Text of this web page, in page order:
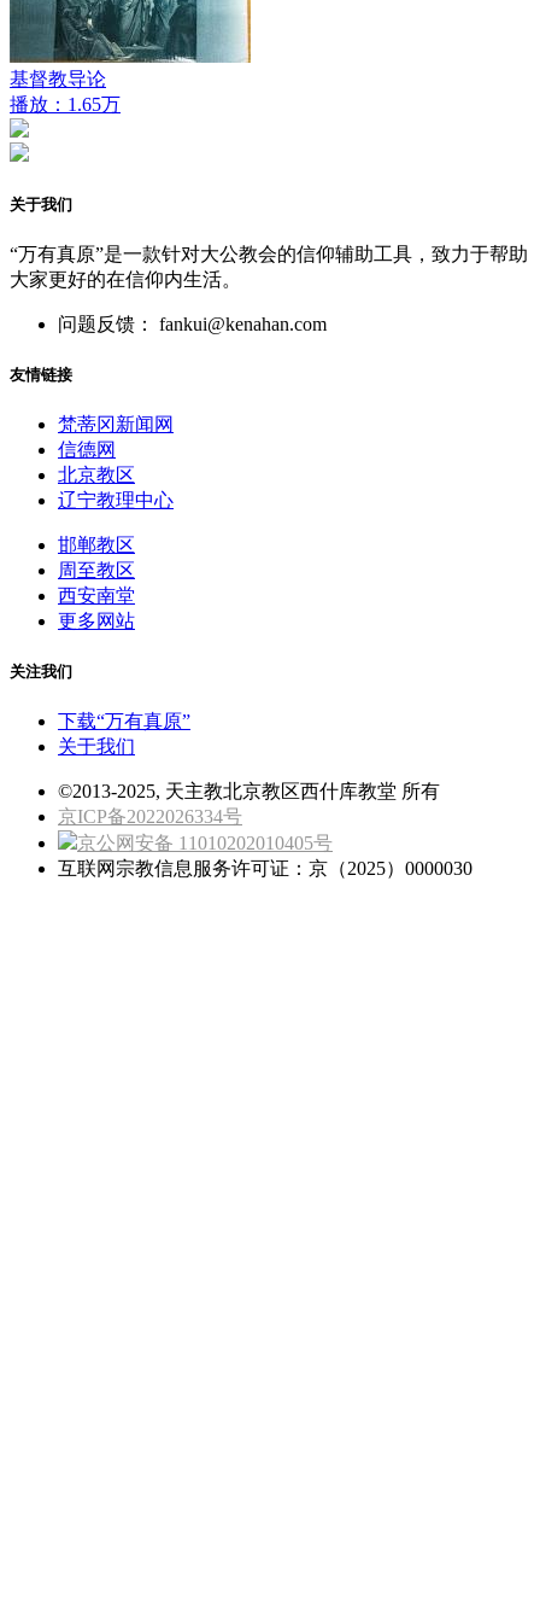
基督教导论
播放：1.65万
关于我们
“万有真原”是一款针对大公教会的信仰辅助工具，致力于帮助
大家更好的在信仰内生活。
问题反馈： fankui@kenahan.com
友情链接
梵蒂冈新闻网
信德网
北京教区
辽宁教理中心
邯郸教区
周至教区
西安南堂
更多网站
关注我们
下载“万有真原”
关于我们
©2013-2025, 天主教北京教区西什库教堂 所有
京ICP备2022026334号
京公网安备 11010202010405号
互联网宗教信息服务许可证：京（2025）0000030